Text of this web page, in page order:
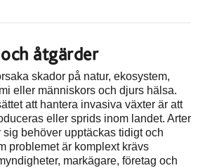
åtgärder
skador på natur, ekosystem,
eller människors och djurs hälsa.
att hantera invasiva växter är att
eller sprids inom landet. Arter
behöver upptäckas tidigt och
problemet är komplext krävs
markägare, företag och